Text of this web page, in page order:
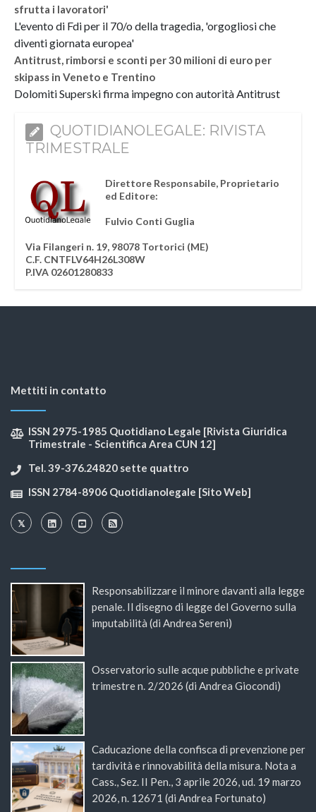
sfrutta i lavoratori'
L'evento di Fdi per il 70/o della tragedia, 'orgogliosi che
diventi giornata europea'
Antitrust, rimborsi e sconti per 30 milioni di euro per
skipass in Veneto e Trentino
Dolomiti Superski firma impegno con autorità Antitrust
QUOTIDIANOLEGALE: RIVISTA
TRIMESTRALE
Direttore Responsabile, Proprietario
ed Editore:
Fulvio Conti Guglia
Via Filangeri n. 19, 98078 Tortorici (ME)
C.F. CNTFLV64H26L308W
P.IVA 02601280833
Mettiti in contatto
ISSN 2975-1985 Quotidiano Legale [Rivista Giuridica
Trimestrale - Scientifica Area CUN 12]
Tel. 39-376.24820 sette quattro
ISSN 2784-8906 Quotidianolegale [Sito Web]
Responsabilizzare il minore davanti alla legge
penale. Il disegno di legge del Governo sulla
imputabilità (di Andrea Sereni)
Osservatorio sulle acque pubbliche e private
trimestre n. 2/2026 (di Andrea Giocondi)
Caducazione della confisca di prevenzione per
tardività e rinnovabilità della misura. Nota a
Cass., Sez. II Pen., 3 aprile 2026, ud. 19 marzo
2026, n. 12671 (di Andrea Fortunato)